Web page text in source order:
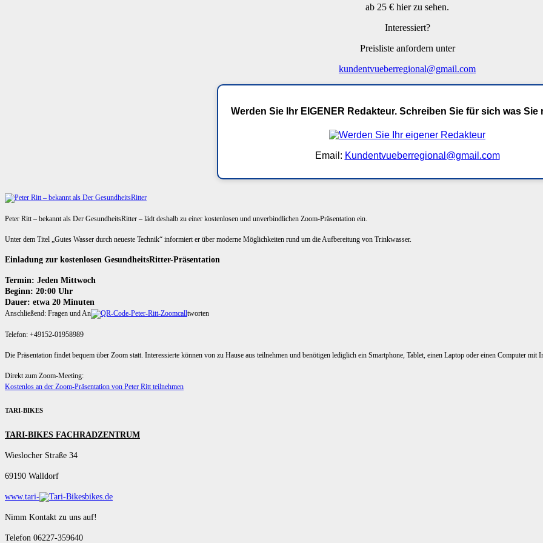
ab 25 € hier zu sehen.
Interessiert?
Preisliste anfordern unter
kundentvueberregional@gmail.com
Werden Sie Ihr EIGENER Redakteur. Schreiben Sie für sich was Sie
Email: Kundentvueberregional@gmail.com
Peter Ritt – bekannt als Der GesundheitsRitter – lädt deshalb zu einer kostenlosen und unverbindlichen Zoom-Präsentation ein.
Unter dem Titel „Gutes Wasser durch neueste Technik“ informiert er über moderne Möglichkeiten rund um die Aufbereitung von Trinkwasser.
Einladung zur kostenlosen GesundheitsRitter-Präsentation
Termin: Jeden Mittwoch
Beginn: 20:00 Uhr
Dauer: etwa 20 Minuten
Anschließend: Fragen und An tworten
Telefon: +49152-01958989
Die Präsentation findet bequem über Zoom statt. Interessierte können von zu Hause aus teilnehmen und benötigen lediglich ein Smartphone, Tablet, einen Laptop oder einen Computer mit
Direkt zum Zoom-Meeting:
Kostenlos an der Zoom-Präsentation von Peter Ritt teilnehmen
TARI-BIKES
TARI-BIKES FACHRADZENTRUM
Wieslocher Straße 34
69190 Walldorf
www.tari- bikes.de
Nimm Kontakt zu uns auf!
Telefon 06227-359640